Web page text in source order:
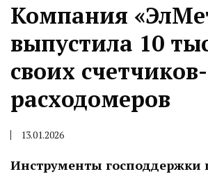
Компания
выпустила 10
своих счетчиков-
расходомеров
13.01.2026
Инструменты господдержки